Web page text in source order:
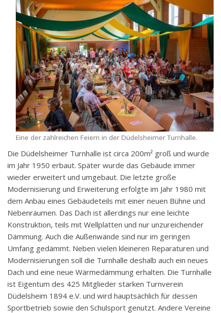
Eine der zahlreichen Feiern in der Düdelsheimer Turnhalle.
Die Düdelsheimer Turnhalle ist circa 200m² groß und wurde
im Jahr 1950 erbaut. Später wurde das Gebäude immer
wieder erweitert und umgebaut. Die letzte große
Modernisierung und Erweiterung erfolgte im Jahr 1980 mit
dem Anbau eines Gebäudeteils mit einer neuen Bühne und
Nebenräumen. Das Dach ist allerdings nur eine leichte
Konstruktion, teils mit Wellplatten und nur unzureichender
Dämmung. Auch die Außenwände sind nur im geringen
Umfang gedämmt. Neben vielen kleineren Reparaturen und
Modernisierungen soll die Turnhalle deshalb auch ein neues
Dach und eine neue Wärmedämmung erhalten. Die Turnhalle
ist Eigentum des 425 Mitglieder starken Turnverein
Düdelsheim 1894 e.V. und wird hauptsächlich für dessen
Sportbetrieb sowie den Schulsport genutzt. Andere Vereine